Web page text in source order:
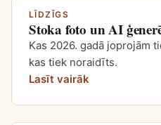
LĪDZĪGS
Stoka foto un AI
Kas 2026. gadā joprojām
kas tiek noraidīts.
Lasīt vairāk